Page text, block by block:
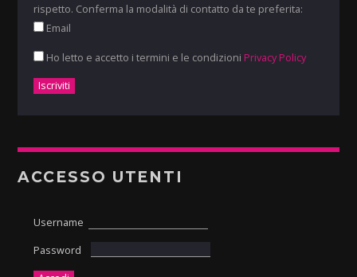
rispetto. Conferma la modalità di contatto da te preferita:
Email
Ho letto e accetto i termini e le condizioni Privacy Policy
ACCESSO UTENTI
Username
Password